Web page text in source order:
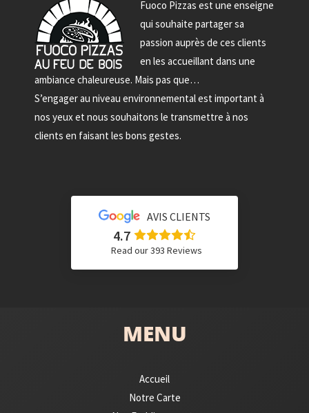
Fuoco Pizzas est une enseigne
qui souhaite partager sa
passion auprès de ces clients
en les accueillant dans une
ambiance chaleureuse. Mais pas que…
S’engager au niveau environnemental est important à
nos yeux et nous souhaitons le transmettre à nos
clients en faisant les bons gestes.
AVIS CLIENTS
4.7
Read our 393 Reviews
MENU
Accueil
Notre Carte